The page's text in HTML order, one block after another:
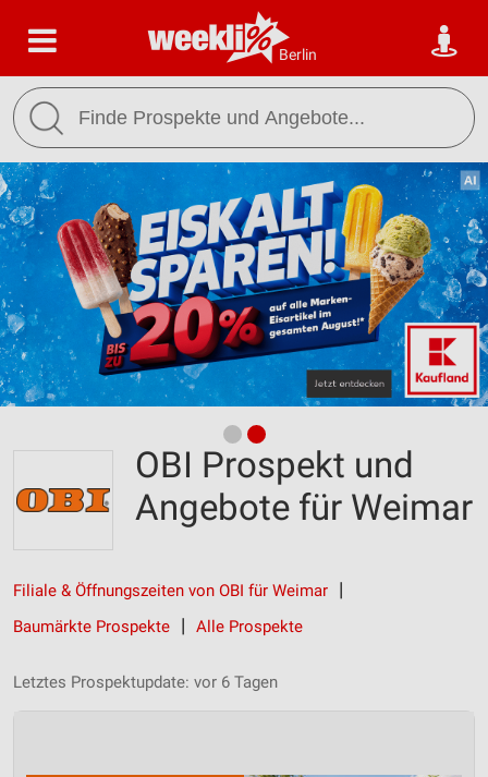
Berlin
OBI Prospekt und
Angebote für Weimar
Filiale & Öffnungszeiten von OBI für Weimar
Baumärkte Prospekte
Alle Prospekte
Letztes Prospektupdate: vor 6 Tagen